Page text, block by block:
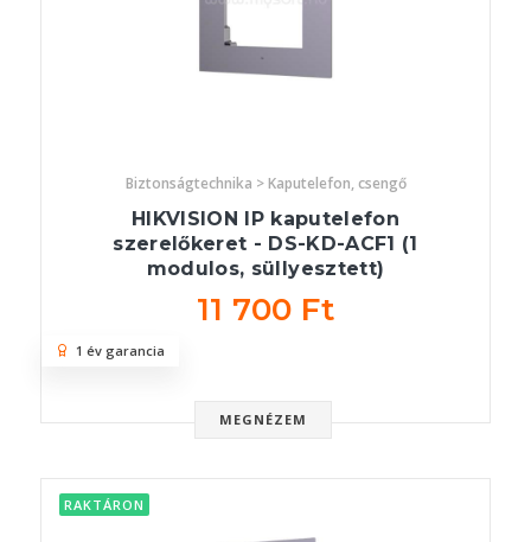
Biztonságtechnika > Kaputelefon, csengő
HIKVISION IP kaputelefon
szerelőkeret - DS-KD-ACF1 (1
modulos, süllyesztett)
11 700 Ft
MEGNÉZEM
1 év garancia
RAKTÁRON